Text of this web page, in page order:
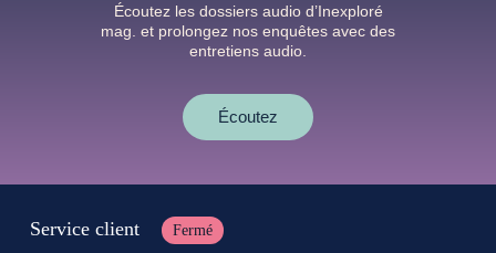
Écoutez les dossiers audio d’Inexploré
mag. et prolongez nos enquêtes avec des
entretiens audio.
Écoutez
Service client Fermé